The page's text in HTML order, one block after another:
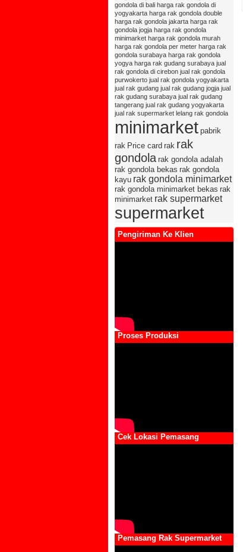
gondola di bali harga rak gondola di
yogyakarta harga rak gondola double
harga rak gondola jakarta harga rak
gondola jogja harga rak gondola
minimarket harga rak gondola murah
harga rak gondola per meter harga rak
gondola surabaya harga rak gondola
yogya harga rak gudang surabaya jual
rak gondola di cirebon jual rak gondola
purwokerto jual rak gondola yogyakarta
jual rak gudang jual rak gudang jogja jual
rak gudang surabaya jual rak gudang
tangerang jual rak gudang yogyakarta
jual rak supermarket lelang rak gondola
minimarket pabrik
rak Price card rak rak
gondola rak gondola adalah
rak gondola bekas rak gondola
kayu rak gondola minimarket
rak gondola minimarket bekas rak
minimarket rak supermarket
supermarket
Pengiriman Ke Klien
Proses Produksi
Cek Lokasi Pemasang
Pemasang Rak Supermarket